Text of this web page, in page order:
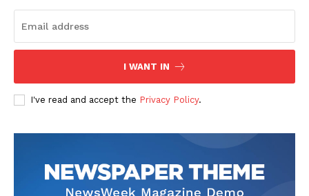
I WANT IN
I've read and accept the Privacy Policy.